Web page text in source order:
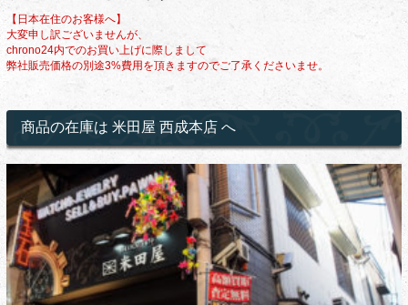
【日本在住のお客様へ】
大変申し訳ございませんが、
chrono24内でのお買い上げに際しまして
弊社販売価格の別途3%費用を頂きますのでご了承くださいませ。
商品の在庫は 米田屋 西成本店 へ